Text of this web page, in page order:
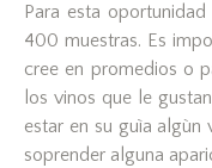
Para esta
400 muestras. Es
cree en promedios o
los vinos que le
estar en su guìa
soprender alguna